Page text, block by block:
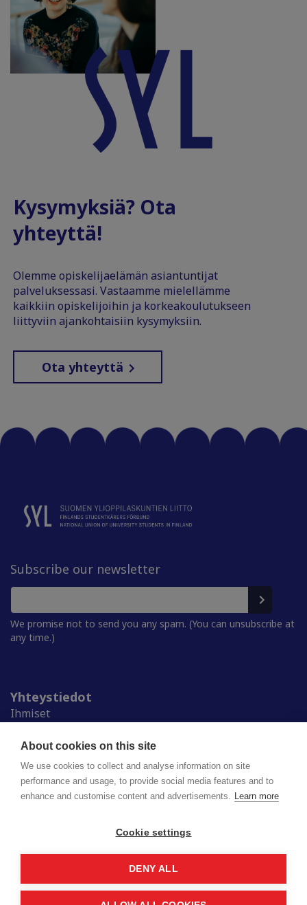
About cookies on this site
We use cookies to collect and analyse information on site
performance and usage, to provide social media features and to
enhance and customise content and advertisements. Learn more
Cookie settings
DENY ALL
Kysymyksiä? Ota
yhteyttä!
Olemme opiskelijaelämän asiantuntijat
palveluksessasi. Vastaamme mielellämme
kaikkiin opiskelijoihin ja korkeakoulutukseen
liittyviin ajankohtaisiin kysymyksiin.
Ota yhteyttä
Subscribe our newsletter
We promise not to send you any spam. (You can unsubscribe at
any time.)
Yhteystiedot
Ihmiset
Ylioppilaskunnat
Alumnille
Suomen ylioppilaskuntien liitto (SYL) ry
Privacy policy
Saavutettavuusseloste